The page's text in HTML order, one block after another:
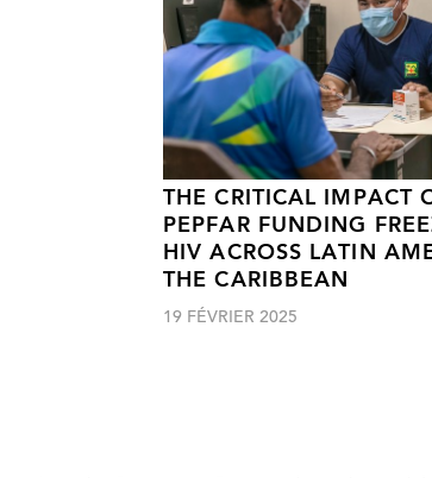
THE CRITICAL IMPACT
PEPFAR FUNDING
HIV ACROSS LATIN
THE CARIBBEAN
19 FÉVRIER 2025